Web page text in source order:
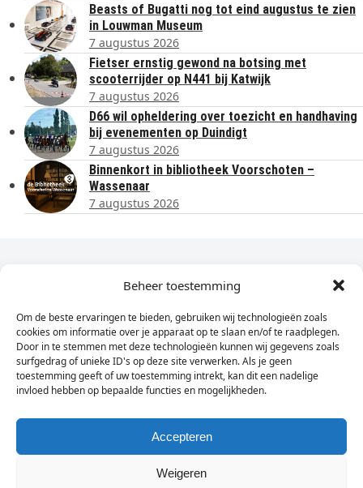
Beheer toestemming
Om de beste ervaringen te bieden, gebruiken wij technologieën zoals
cookies om informatie over je apparaat op te slaan en/of te raadplegen.
Door in te stemmen met deze technologieën kunnen wij gegevens zoals
surfgedrag of unieke ID's op deze site verwerken. Als je geen
toestemming geeft of uw toestemming intrekt, kan dit een nadelige
invloed hebben op bepaalde functies en mogelijkheden.
Accepteren
Weigeren
Beasts of Bugatti nog tot eind augustus te zien
in Louwman Museum
7 augustus 2026
Fietser ernstig gewond na botsing met
scooterrijder op N441 bij Katwijk
7 augustus 2026
D66 wil opheldering over toezicht en handhaving
bij evenementen op Duindigt
7 augustus 2026
Binnenkort in bibliotheek Voorschoten –
Wassenaar
7 augustus 2026
Dagelijks het laatste nieuws in je e-mail?
Vul
hier
je
e-
mailadres
in
Sign Up